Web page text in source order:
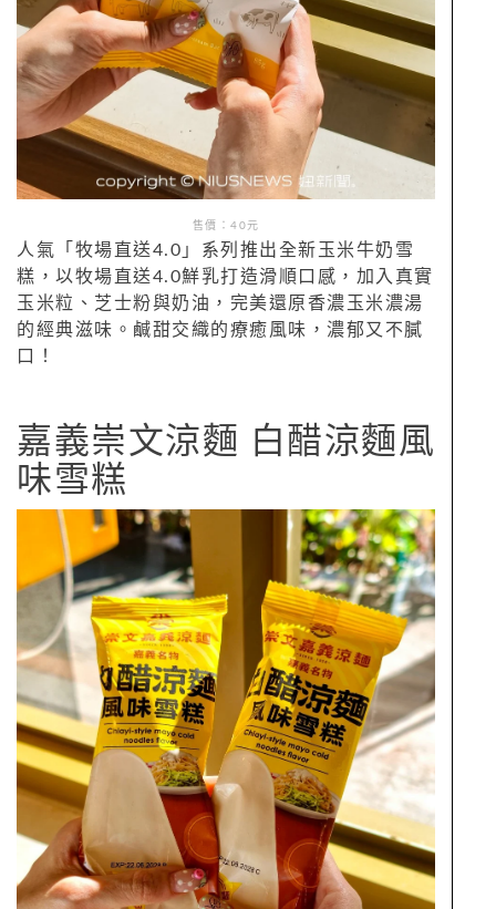
售價：40元
人氣「牧場直送4.0」系列推出全新玉米牛奶雪
糕，以牧場直送4.0鮮乳打造滑順口感，加入真實
玉米粒、芝士粉與奶油，完美還原香濃玉米濃湯
的經典滋味。鹹甜交織的療癒風味，濃郁又不膩
口！
嘉義崇文涼麵 白醋涼麵風
味雪糕